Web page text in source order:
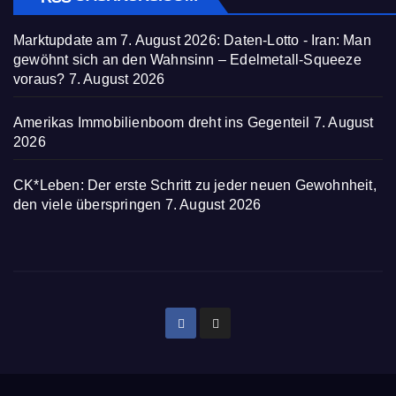
Marktupdate am 7. August 2026: Daten-Lotto - Iran: Man
gewöhnt sich an den Wahnsinn – Edelmetall-Squeeze
voraus? 7. August 2026
Amerikas Immobilienboom dreht ins Gegenteil 7. August
2026
CK*Leben: Der erste Schritt zu jeder neuen Gewohnheit,
den viele überspringen 7. August 2026